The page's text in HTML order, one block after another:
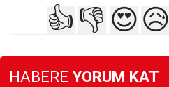
👍 👎 😍😥
HABERE YORUM KAT